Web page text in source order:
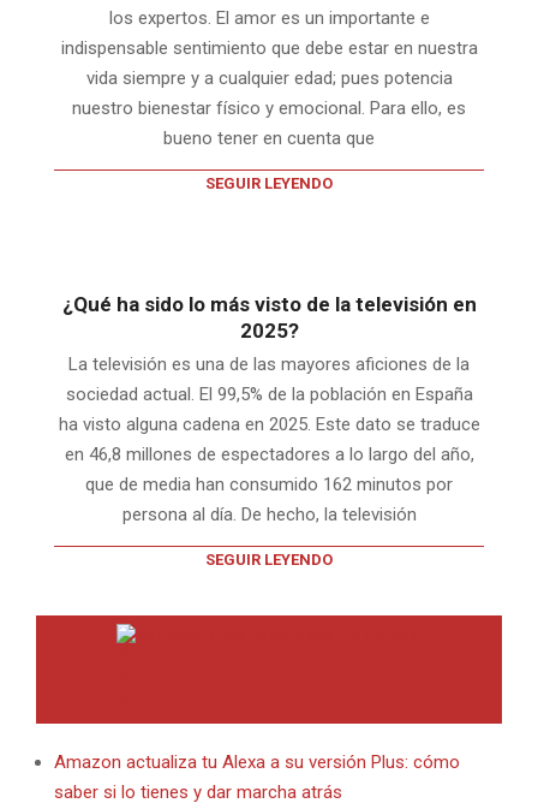
los expertos. El amor es un importante e
indispensable sentimiento que debe estar en nuestra
vida siempre y a cualquier edad; pues potencia
nuestro bienestar físico y emocional. Para ello, es
bueno tener en cuenta que
SEGUIR LEYENDO
¿Qué ha sido lo más visto de la televisión en
2025?
La televisión es una de las mayores aficiones de la
sociedad actual. El 99,5% de la población en España
ha visto alguna cadena en 2025. Este dato se traduce
en 46,8 millones de espectadores a lo largo del año,
que de media han consumido 162 minutos por
persona al día. De hecho, la televisión
SEGUIR LEYENDO
Amazon actualiza tu Alexa a su versión Plus: cómo
saber si lo tienes y dar marcha atrás